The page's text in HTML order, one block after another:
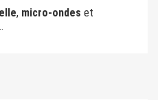
, micro-ondes et